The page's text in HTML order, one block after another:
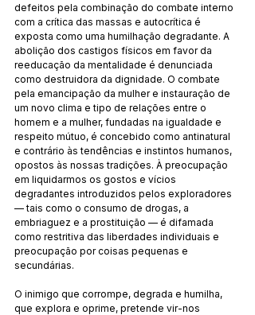
defeitos pela combinação do combate interno
com a crítica das massas e autocrítica é
exposta como uma humilhação degradante. A
abolição dos castigos físicos em favor da
reeducação da mentalidade é denunciada
como destruidora da dignidade. O combate
pela emancipação da mulher e instauração de
um novo clima e tipo de relações entre o
homem e a mulher, fundadas na igualdade e
respeito mútuo, é concebido como antinatural
e contrário às tendências e instintos humanos,
opostos às nossas tradições. À preocupação
em liquidarmos os gostos e vícios
degradantes introduzidos pelos exploradores
— tais como o consumo de drogas, a
embriaguez e a prostituição — é difamada
como restritiva das liberdades individuais e
preocupação por coisas pequenas e
secundárias.
O inimigo que corrompe, degrada e humilha,
que explora e oprime, pretende vir-nos